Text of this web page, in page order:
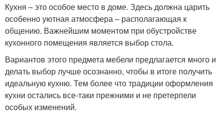
Кухня – это особое место в доме. Здесь должна царить
особенно уютная атмосфера – располагающая к
общению. Важнейшим моментом при обустройстве
кухонного помещения является выбор стола.
Вариантов этого предмета мебели предлагается много и
делать выбор лучше осознанно, чтобы в итоге получить
идеальную кухню. Тем более что традиции оформления
кухни остались все-таки прежними и не претерпели
особых изменений.